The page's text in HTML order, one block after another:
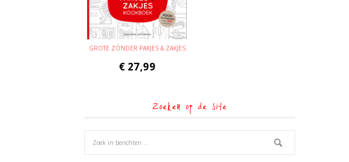
GROTE ZÓNDER PAKJES & ZAKJES
€ 27,99
Zoeken op de site